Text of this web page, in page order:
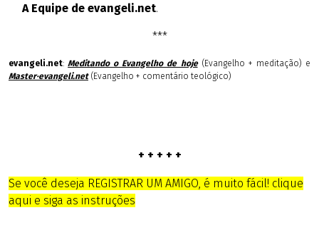
A Equipe de evangeli.net.
***
evangeli.net:Meditando o Evangelho de hoje(Evangelho + meditação) e
Master·evangeli.net(Evangelho + comentário teológico)
+ + + + +
Se você deseja REGISTRAR UM AMIGO, é muito fácil! clique
aqui e siga as instruções